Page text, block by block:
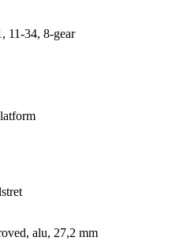
11-34, 8-gear
alu, 27,2 mm